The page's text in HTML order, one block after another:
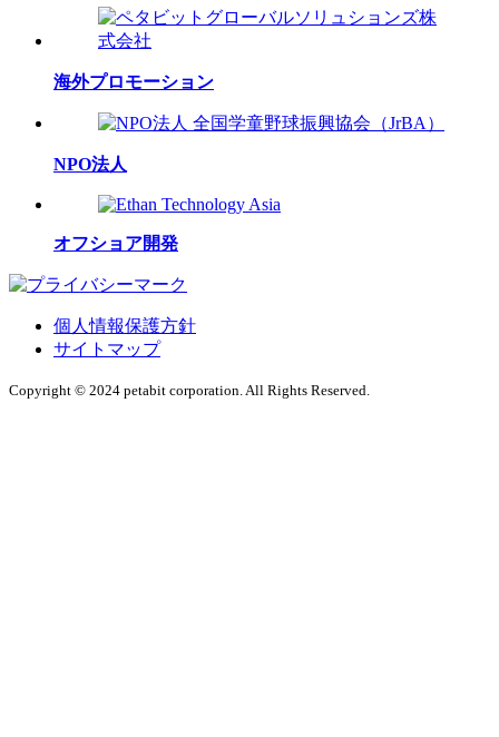
海外プロモーション
NPO法人
オフショア開発
個人情報保護方針
サイトマップ
Copyright © 2024 petabit corporation. All Rights Reserved.